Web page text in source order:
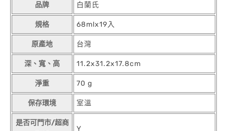
品牌 白蘭氏
規格 68mlx19入
原產地 台灣
深、寬、高 11.2x31.2x17.8cm
淨重 70 g
保存環境 室溫
是否可門市/超商
Y